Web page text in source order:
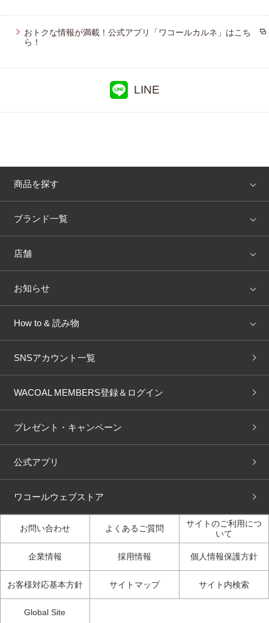
おトクな情報が満載！公式アプリ「ワコールカルネ」はこち
ら！
LINE
商品を探す
アイテム
トピックス
ブランド一覧
WACOAL
AMPHI une nana cool
OUR WACOAL
WACOAL Remamma Mens Innerwear
Licensed Brands
店舗
店舗を探す
ブラ無料診断
3Dボディスキャン
お知らせ
新着情報
商品回収
ニュース＆トピックス
How to & 読み物
下着の基礎知識
ブラパン ワコールスタイル
大人の工場見学inベトナム
人間科学研究開発センター見
学
ガイド（マンガ）
3Dボディスキャン体験（マ
SNSアカウント一覧
WACOAL MEMBERS登録＆ログイン
プレゼント・キャンペーン
公式アプリ
ワコールウェブストア
お問い合わせ よくあるご質問
サイトのご利用につ
いて
企業情報 採用情報 個人情報保護方針
お客様対応基本方針 サイトマップ サイト内検索
Global Site